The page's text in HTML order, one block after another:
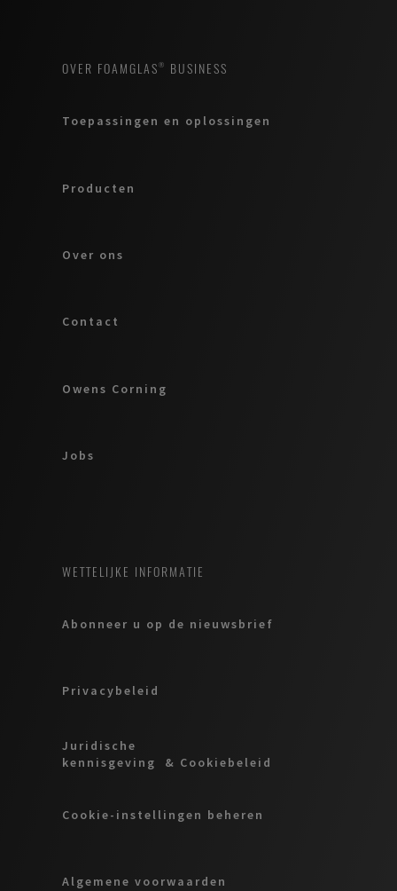
OVER FOAMGLAS® BUSINESS
Toepassingen en oplossingen
Producten
Over ons
Contact
Owens Corning
Jobs
WETTELIJKE INFORMATIE
Abonneer u op de nieuwsbrief
Privacybeleid
Juridische
kennisgeving & Cookiebeleid
Cookie-instellingen beheren
Algemene voorwaarden